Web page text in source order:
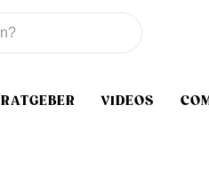
RATGEBER VIDEOS